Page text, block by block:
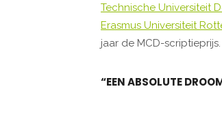
Technische Universiteit
Erasmus Universiteit
jaar de MCD-scriptieprijs.
“EEN ABSOLUTE